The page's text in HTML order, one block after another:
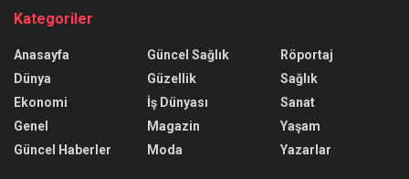
Kategoriler
Anasayfa
Dünya
Ekonomi
Genel
Güncel Haberler
Güncel Sağlık
Güzellik
İş Dünyası
Magazin
Moda
Röportaj
Sağlık
Sanat
Yaşam
Yazarlar